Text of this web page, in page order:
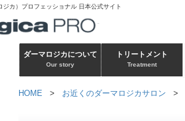
カ）プロフェッショナル 日本公式サイト
ダーマロジカについて
Our story
トリートメント
Treatment
HOME > お近くのダーマロジカサロン >